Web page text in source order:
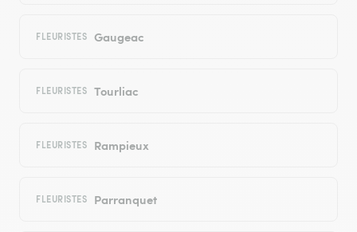
FLEURISTES Gaugeac
FLEURISTES Tourliac
FLEURISTES Rampieux
FLEURISTES Parranquet